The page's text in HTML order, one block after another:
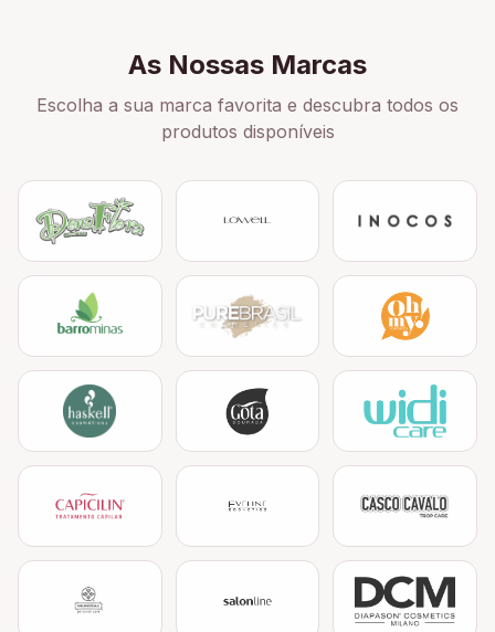
As Nossas Marcas
Escolha a sua marca favorita e descubra todos os
produtos disponíveis